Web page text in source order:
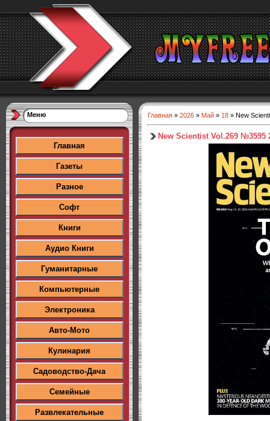
Меню
Главная
Газеты
Разное
Софт
Книги
Аудио Книги
Гуманитарные
Компьютерные
Электроника
Авто-Мото
Кулинария
Садоводство-Дача
Семейные
Развлекательные
Главная » 2026 » Май » 18 » New
New Scientist Vol.269 №3595